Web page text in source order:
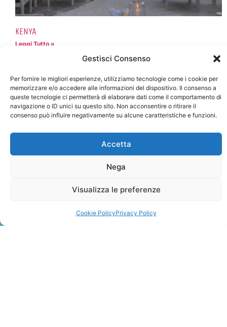
Gestisci Consenso
Per fornire le migliori esperienze, utilizziamo tecnologie come i cookie per
memorizzare e/o accedere alle informazioni del dispositivo. Il consenso a
queste tecnologie ci permetterà di elaborare dati come il comportamento di
navigazione o ID unici su questo sito. Non acconsentire o ritirare il
consenso può influire negativamente su alcune caratteristiche e funzioni.
Accetta
Nega
Visualizza le preferenze
Cookie PolicyPrivacy Policy
KENYA
Leggi Tutto »